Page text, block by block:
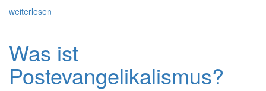
weiterlesen
Was ist
Postevangelikalismus?